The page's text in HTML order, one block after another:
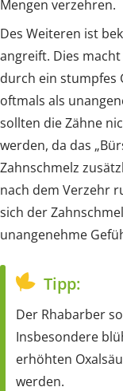
Mengen verzehren.
Des Weiteren ist
angreift. Dies
durch ein stumpfes
oftmals als
sollten die Zähne
werden, da das
Zahnschmelz
nach dem Verzehr
sich der
unangenehme
Tipp:
Der Rhabarber
Insbesondere
erhöhten
werden.